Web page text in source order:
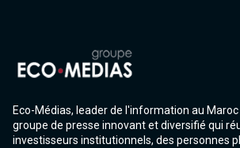
Eco-Médias, leader de l'information au
groupe de presse innovant et diversifié qui
investisseurs institutionnels, des personnes